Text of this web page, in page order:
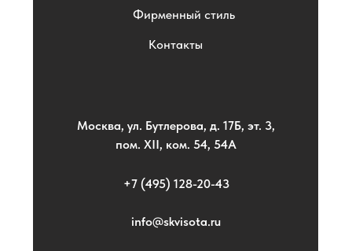
Фирменный стиль
Контакты
+7 (495) 128-20-43
info@skvisota.ru
Москва, ул. Бутлерова, д. 17Б, эт. 3,
пом. XII, ком. 54, 54А